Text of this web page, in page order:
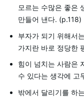
모르는 수많은 좋은
만들어 낸다. (p.118)
부자가 되기 위해서
가지란 바로 정당한
힘이 넘치는 사람은
수 있다는 생각에 고
밖에서 달리기를 하